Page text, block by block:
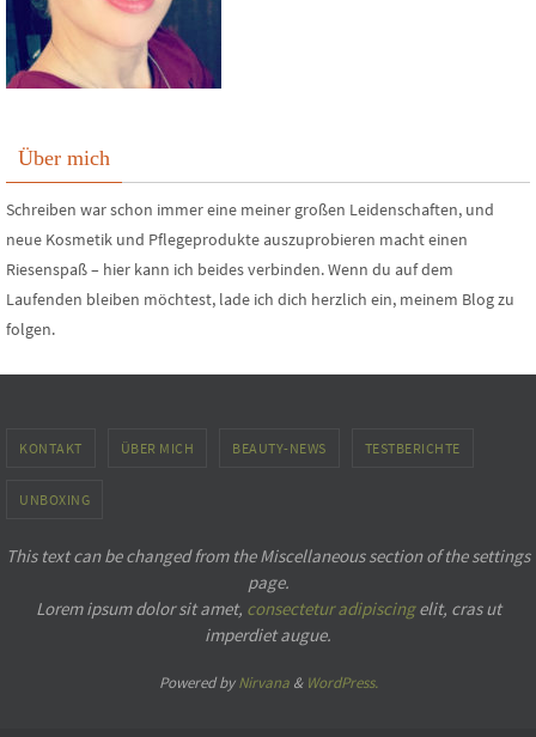
Über mich
Schreiben war schon immer eine meiner großen Leidenschaften, und
neue Kosmetik und Pflegeprodukte auszuprobieren macht einen
Riesenspaß – hier kann ich beides verbinden. Wenn du auf dem
Laufenden bleiben möchtest, lade ich dich herzlich ein, meinem Blog zu
folgen.
KONTAKT ÜBER MICH BEAUTY-NEWS TESTBERICHTE
UNBOXING
This text can be changed from the Miscellaneous section of the settings
page.
Lorem ipsumdolor sit amet, consectetur adipiscingelit, cras ut
imperdiet augue.
Powered byNirvana& WordPress.